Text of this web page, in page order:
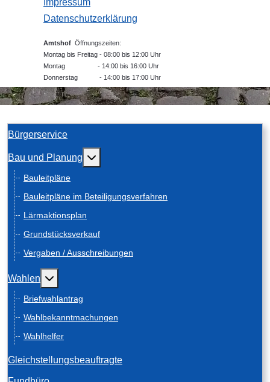
Impressum
Datenschutzerklärung
Amtshof Öffnungszeiten:
Montag bis Freitag - 08:00 bis 12:00 Uhr
Montag - 14:00 bis 16:00 Uhr
Donnerstag - 14:00 bis 17:00 Uhr
Bürgerservice
Bau und Planung Weitere Informationen: Bau und Planung
Bauleitpläne
Bauleitpläne im Beteiligungsverfahren
Lärmaktionsplan
Grundstücksverkauf
Vergaben / Ausschreibungen
Wahlen Weitere Informationen: Wahlen
Briefwahlantrag
Wahlbekanntmachungen
Wahlhelfer
Gleichstellungsbeauftragte